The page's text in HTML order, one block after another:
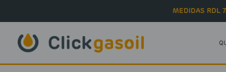
MEDIDAS RDL